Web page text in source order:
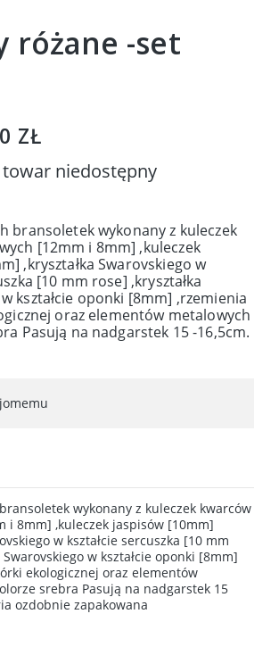
różane -set
ZŁ
towar niedostępny
bransoletek wykonany z kuleczek
[12mm i 8mm] ,kuleczek
,kryształka Swarovskiego w
[10 mm rose] ,kryształka
kształcie oponki [8mm] ,rzemienia
oraz elementów metalowych
Pasują na nadgarstek 15 -16,5cm.
wykonany z kuleczek kwarców
i 8mm] ,kuleczek jaspisów [10mm]
w kształcie sercuszka [10 mm
Swarovskiego w kształcie oponki [8mm]
ekologicznej oraz elementów
srebra Pasują na nadgarstek 15
ozdobnie zapakowana